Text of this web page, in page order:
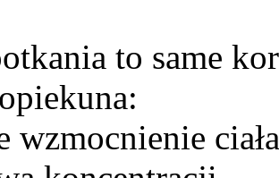
to same
wzmocnienie ciała